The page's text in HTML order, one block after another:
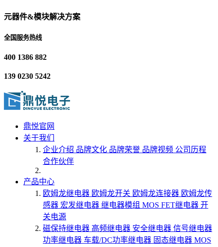
元器件&模块解决方案
全国服务热线
400 1386 882
139 0230 5242
鼎悦官网
关于我们
企业介绍 品牌文化 品牌荣誉 品牌视频 公司历程
合作伙伴
产品中心
欧姆龙继电器 欧姆龙开关 欧姆龙连接器 欧姆龙传
感器 宏发继电器 继电器模组 MOS FET继电器 开
关电源
磁保持继电器 高频继电器 安全继电器 信号继电器
功率继电器 车载/DC功率继电器 固态继电器 MOS